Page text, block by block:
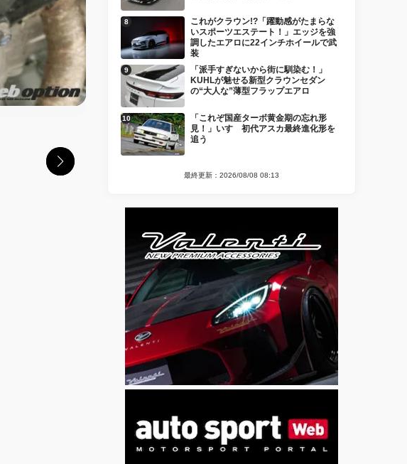
これがクラウン!?「躍動感がたまらな
いスポーツエステート！」エッジを強
調したエアロに22インチホイールで武
装
「派手すぎないから街に馴染む！」
KUHLが魅せる新型クラウンセダン
の“大人な”薄型フラップエアロ
「これぞ国産ターボ黄金期の忘れ形
見！」いすゞ初代アスカ最終進化形を
追う
最終更新：2026/08/08 08:13